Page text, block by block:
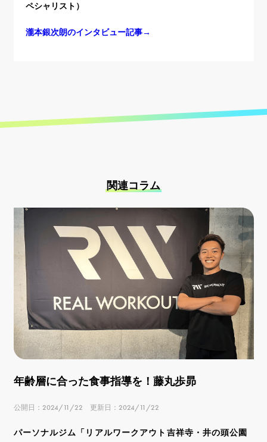
ペシャリスト）
瀧本銀次朗のインタビュー記事→
関連コラム
年齢層に合った食事指導を！藤丸歩昴
公開日：2024/11/22 更新日：2024/11/22
パーソナルジム「リアルワークアウト吉祥寺・井の頭公園